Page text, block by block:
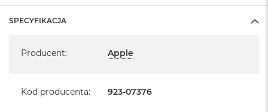
SPECYFIKACJA
Producent: Apple
Kod producenta: 923-07376